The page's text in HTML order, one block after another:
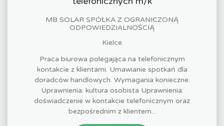
MB SOLAR SPÓŁKA Z OGRANICZONĄ
ODPOWIEDZIALNOŚCIĄ
Kielce
Praca biurowa polegająca na telefonicznym
kontakcie z klientami. Umawianie spotkań dla
doradców handlowych. Wymagania konieczne:
Uprawnienia: kultura osobista Uprawnienia:
doświadczenie w kontakcie telefonicznym oraz
bezpośrednim z klientem...